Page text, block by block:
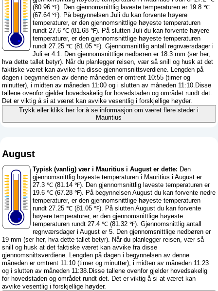
(80.96 ℉). Den gjennomsnittlig laveste temperaturen er 19.8 ℃
(67.64 ℉). På begynnelsen Juli du kan forvente høyere
temperaturer, er den gjennomsnittlige høyeste temperaturen
rundt 27.6 ℃ (81.68 ℉). På slutten Juli du kan forvente høyere
temperaturer, er den gjennomsnittlige høyeste temperaturen
rundt 27.25 ℃ (81.05 ℉). Gjennomsnittlig antall regnværsdager i
Juli er 4.1. Den gjennomsnittlige nedbøren er 18.3 mm (ser her,
hva dette tallet betyr). Når du planlegger reisen, vær så snill og husk at det
faktiske været kan avvike fra disse gjennomsnittsverdiene. Lengden på
dagen i begynnelsen av denne måneden er omtrent 10:55 (timer og
minutter), i midten av måneden 11:00 og i slutten av måneden 11:10.Disse
tallene ovenfor gjelder hovedsakelig for hovedstaden og området rundt det.
Det er viktig å si at været kan avvike vesentlig i forskjellige høyder.
Trykk eller klikk her for å se informasjon om været flere steder i
Mauritius
August
Typisk (vanlig) vær i Mauritius i August er dette: Den
gjennomsnittlig høyeste temperaturen i Mauritius i August er
27.3 ℃ (81.14 ℉). Den gjennomsnittlig laveste temperaturen er
19.6 ℃ (67.28 ℉). På begynnelsen August du kan forvente nedre
temperaturer, er den gjennomsnittlige høyeste temperaturen
rundt 27.25 ℃ (81.05 ℉). På slutten August du kan forvente
høyere temperaturer, er den gjennomsnittlige høyeste
temperaturen rundt 27.4 ℃ (81.32 ℉). Gjennomsnittlig antall
regnværsdager i August er 5. Den gjennomsnittlige nedbøren er
19 mm (ser her, hva dette tallet betyr). Når du planlegger reisen, vær så
snill og husk at det faktiske været kan avvike fra disse
gjennomsnittsverdiene. Lengden på dagen i begynnelsen av denne
måneden er omtrent 11:10 (timer og minutter), i midten av måneden 11:23
og i slutten av måneden 11:38.Disse tallene ovenfor gjelder hovedsakelig
for hovedstaden og området rundt det. Det er viktig å si at været kan
avvike vesentlig i forskjellige høyder.